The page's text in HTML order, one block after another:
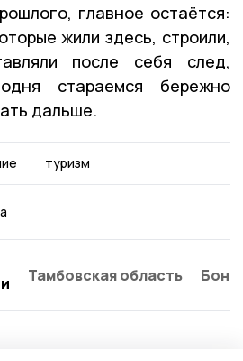
главное остаётся:
жили здесь, строили,
после себя след,
стараемся бережно
дальше.
туризм
Тамбовская область